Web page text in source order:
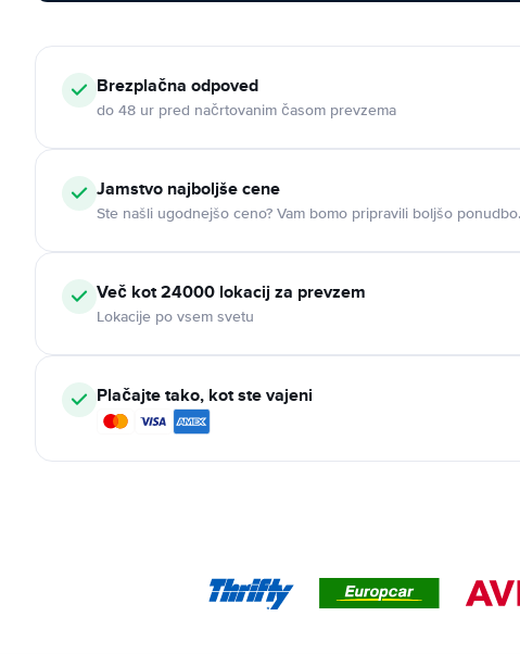
Brezplačna odpoved
do 48 ur pred načrtovanim časom prevzema
Jamstvo najboljše cene
Ste našli ugodnejšo ceno? Vam bomo pripravili boljšo ponudbo.
Več kot 24000 lokacij za prevzem
Lokacije po vsem svetu
Plačajte tako, kot ste vajeni